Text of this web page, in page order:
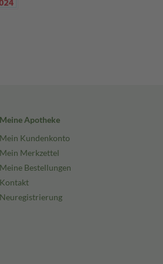
Meine Apotheke
Mein Kundenkonto
Mein Merkzettel
Meine Bestellungen
Kontakt
Neuregistrierung